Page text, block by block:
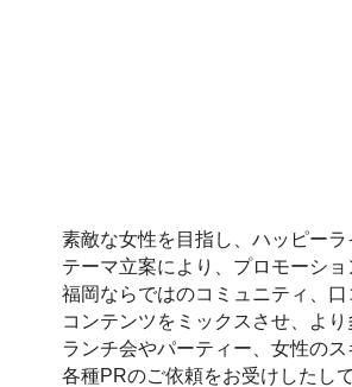
素敵な女性を目指し、ハッピー
テーマ立案により、プロモーショ
福岡ならではのコミュニティ、
コンテンツをミックスさせ、より
ランチ会やパーティー、女性の
各種PRのご依頼をお受けしたし